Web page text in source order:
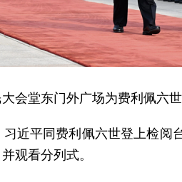
会堂东门外广场为费利佩六
近平同费利佩六世登上检
观看分列式。